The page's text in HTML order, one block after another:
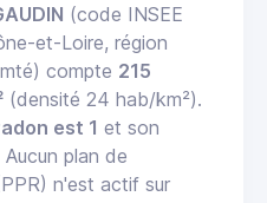
(code INSEE
et-Loire, région
compte 215
(densité 24 hab/km²).
est 1 et son
Aucun plan de
n'est actif sur